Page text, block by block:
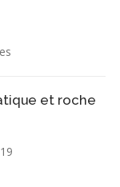
et roche